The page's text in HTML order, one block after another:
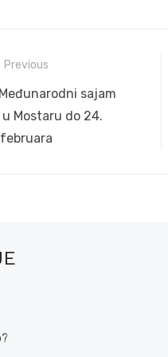
Previous
sajam
Mostaru do 24.
februara